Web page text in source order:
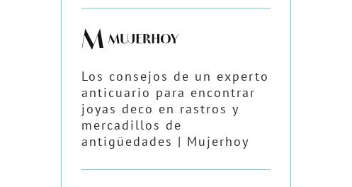
Los consejos de un experto
anticuario para encontrar
joyas deco en rastros y
mercadillos de
antigüedades | Mujerhoy